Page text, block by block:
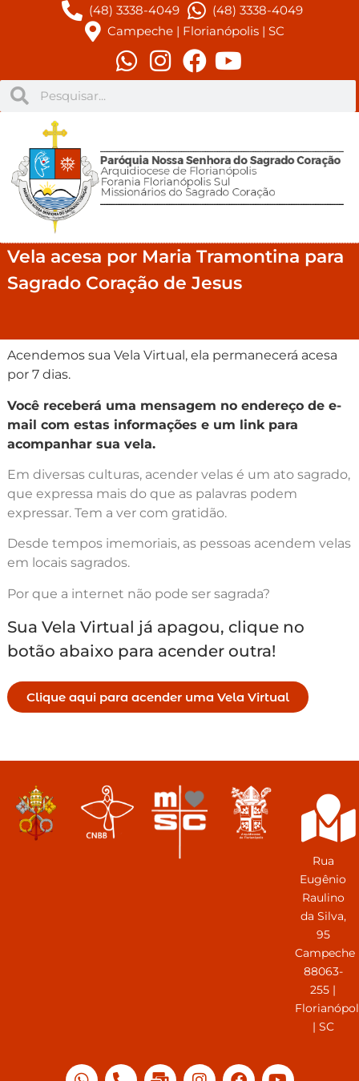
(48) 3338-4049
(48) 3338-4049
Campeche | Florianópolis | SC
Vela acesa por Maria Tramontina para
Sagrado Coração de Jesus
Acendemos sua Vela Virtual, ela permanecerá acesa
por 7 dias.
Você receberá uma mensagem no endereço de e-
mail com estas informações e um link para
acompanhar sua vela.
Em diversas culturas, acender velas é um ato sagrado,
que expressa mais do que as palavras podem
expressar. Tem a ver com gratidão.
Desde tempos imemoriais, as pessoas acendem velas
em locais sagrados.
Por que a internet não pode ser sagrada?
Sua Vela Virtual já apagou, clique no
botão abaixo para acender outra!
Clique aqui para acender uma Vela Virtual
Rua
Eugênio
Raulino
da Silva,
95
Campeche
88063-
255 |
| SC